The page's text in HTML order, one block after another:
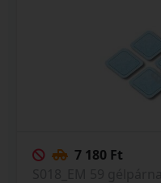
7 180 Ft